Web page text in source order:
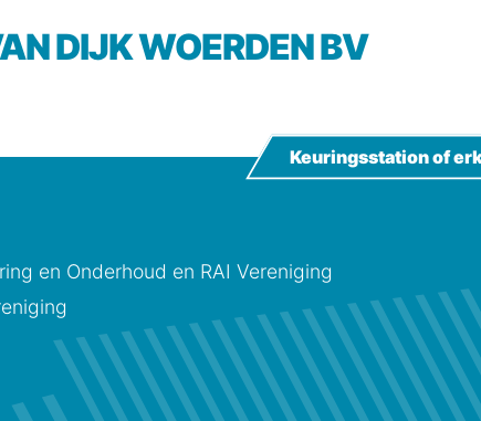
DIJK WOERDEN BV
en Onderhoud en RAI Vereniging
Keuringsstation of